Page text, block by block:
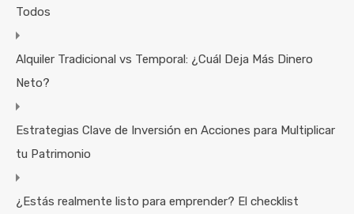
Todos
Alquiler Tradicional vs Temporal: ¿Cuál Deja Más Dinero
Neto?
Estrategias Clave de Inversión en Acciones para Multiplicar
tu Patrimonio
¿Estás realmente listo para emprender? El checklist